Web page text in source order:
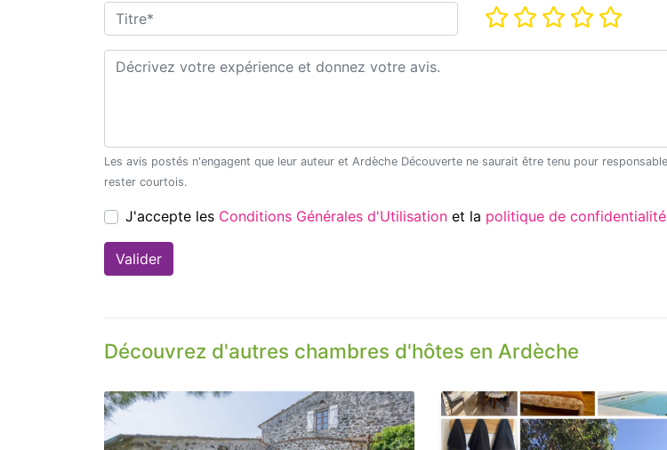
Titre*
Note*
Commentaire*
Les avis postés n'engagent que leur auteur et Ardèche Découverte ne saurait être tenu pour responsable en cas de litige. Merci de
rester courtois.
J'accepte les Conditions Générales d'Utilisation et la politique de confidentialité
Découvrez d'autres chambres d'hôtes en Ardèche